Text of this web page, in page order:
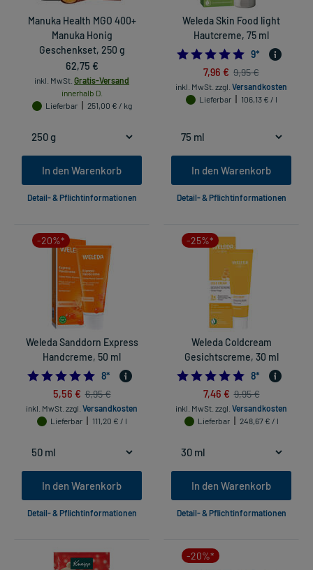
Manuka Health MGO 400+
Manuka Honig
Geschenkset, 250 g
62,75 €
inkl. MwSt. Gratis-Versand
innerhalb D.
Lieferbar
251,00 € / kg
In den Warenkorb
Detail- & Pflichtinformationen
Weleda Skin Food light
Hautcreme, 75 ml
5.0
9*
7,96 € 9,95 €
inkl. MwSt. zzgl. Versandkosten
Lieferbar
106,13 € / l
In den Warenkorb
Detail- & Pflichtinformationen
-20%*
Weleda Sanddorn Express
Handcreme, 50 ml
5.0
8*
5,56 € 6,95 €
inkl. MwSt. zzgl. Versandkosten
Lieferbar
111,20 € / l
In den Warenkorb
Detail- & Pflichtinformationen
-25%*
Weleda Coldcream
Gesichtscreme, 30 ml
5.0
8*
7,46 € 9,95 €
inkl. MwSt. zzgl. Versandkosten
Lieferbar
248,67 € / l
In den Warenkorb
Detail- & Pflichtinformationen
-20%*